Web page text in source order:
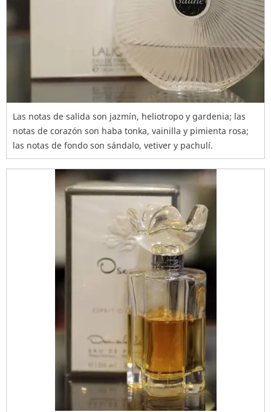
Las notas de salida son jazmín, heliotropo y gardenia; las
notas de corazón son haba tonka, vainilla y pimienta rosa;
las notas de fondo son sándalo, vetiver y pachulí.